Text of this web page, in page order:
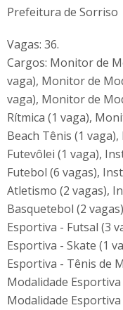
Prefeitura de Sorriso
Vagas: 36.
Cargos: Monitor de
vaga), Monitor de
vaga), Monitor de
Rítmica (1 vaga),
Beach Tênis (1
Futevôlei (1 vaga),
Futebol (6 vagas),
Atletismo (2 vagas),
Basquetebol (2
Esportiva - Futsal (3
Esportiva - Skate (1
Esportiva - Tênis de
Modalidade
Modalidade